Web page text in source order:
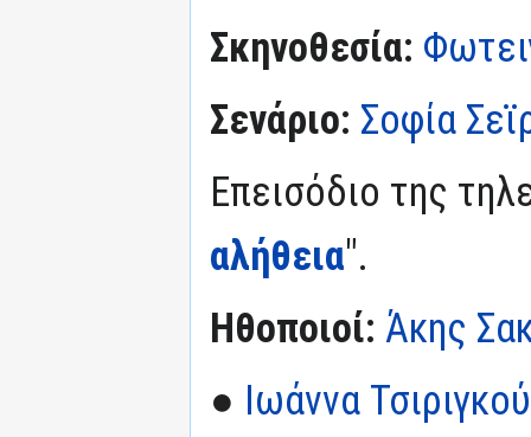
Σκηνοθεσία:
Σενάριο: Σοφία
Επεισόδιο της
αλήθεια".
Ηθοποιοί: Άκης
● Ιωάννα